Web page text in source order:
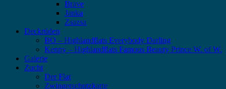
Brave
Janka
Zsazsa
Deckrüden
BO – Highlandflats Everybody Darling
Kenny – Highlandflats Famous Beauty Prince W. of W.
Galerie
Zucht
Der Flat
Zwingerschutzkarte